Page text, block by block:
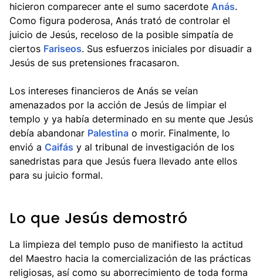
hicieron comparecer ante el sumo sacerdote Anás.
Como figura poderosa, Anás trató de controlar el
juicio de Jesús, receloso de la posible simpatía de
ciertos Fariseos. Sus esfuerzos iniciales por disuadir a
Jesús de sus pretensiones fracasaron.
Los intereses financieros de Anás se veían
amenazados por la acción de Jesús de limpiar el
templo y ya había determinado en su mente que Jesús
debía abandonar Palestina o morir. Finalmente, lo
envió a Caifás y al tribunal de investigación de los
sanedristas para que Jesús fuera llevado ante ellos
para su juicio formal.
Lo que Jesús demostró
La limpieza del templo puso de manifiesto la actitud
del Maestro hacia la comercialización de las prácticas
religiosas, así como su aborrecimiento de toda forma